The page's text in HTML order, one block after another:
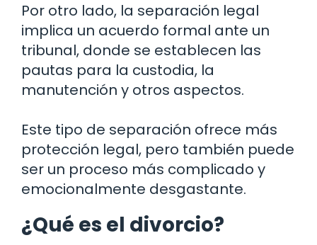
Por otro lado, la separación legal
implica un acuerdo formal ante un
tribunal, donde se establecen las
pautas para la custodia, la
manutención y otros aspectos.
Este tipo de separación ofrece más
protección legal, pero también puede
ser un proceso más complicado y
emocionalmente desgastante.
¿Qué es el divorcio?